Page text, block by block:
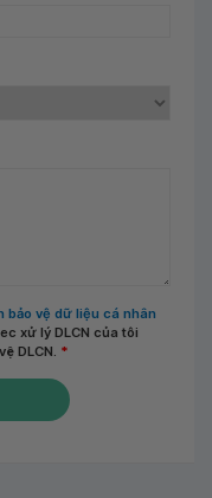
bảo vệ dữ liệu cá nhân
xử lý DLCN của tôi
DLCN. *